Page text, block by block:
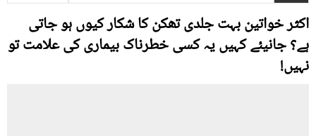
اکثر خواتین بہت جلدی تھکن کا شکار کیوں ہو جاتی
ہے؟ جانیئے کہیں یہ کسی خطرناک بیماری کی علامت تو
نہیں!